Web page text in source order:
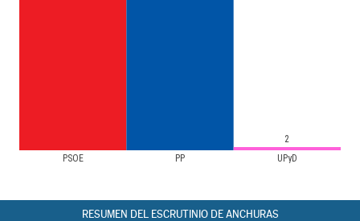
PSOE PP UPyD
2
RESUMEN DEL ESCRUTINIO DE ANCHURAS